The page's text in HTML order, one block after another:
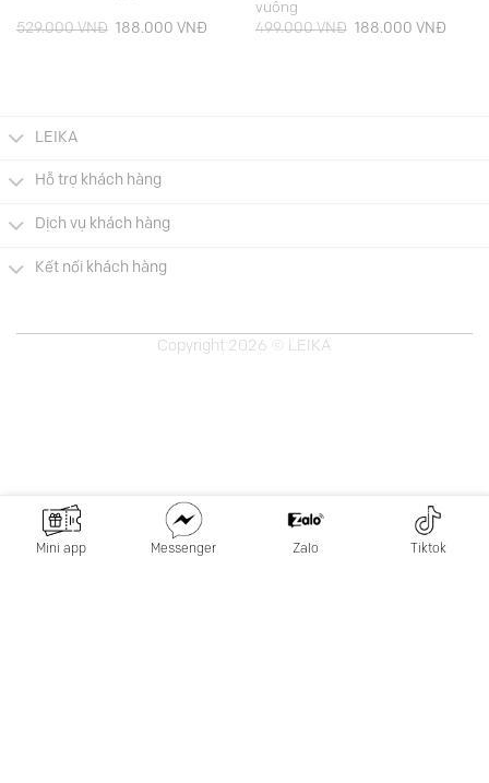
529.000VNĐ Giá
188.000 VNĐGiá
vuông
499.000VNĐ Giá
188.000 VNĐGiá
LEIKA
Hỗ trợ khách hàng
Dịch vụ khách hàng
Kết nối khách hàng
Copyright 2026 © LEIKA
Mini app Messenger Zalo Tiktok